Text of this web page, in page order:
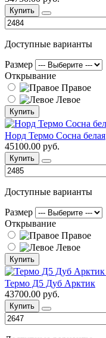
Купить
Доступные варианты
Размер
Открывание
Правое
Левое
Купить
Норд Термо Сосна белая
45100.00 руб.
Купить
Доступные варианты
Размер
Открывание
Правое
Левое
Купить
Термо Д5 Дуб Арктик
43700.00 руб.
Купить